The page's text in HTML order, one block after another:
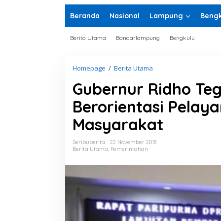
Beranda Nasional Lampung
Berita Utama Bandarlampung Bengkulu
Homepage / Berita Utama
b
e
r
n
u
r
R
h
T
e
g
a
s
Gubernur Ridho
Berorientasi
Masyarakat
Seribuberita
22 November 2018
Berita Utama, Pemerintahan